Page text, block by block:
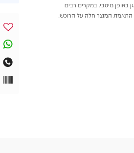
באופן מיטבי. במקרים רבים
התאמת המוצר חלה על הרוכש.